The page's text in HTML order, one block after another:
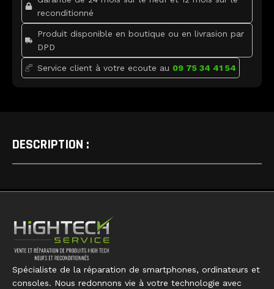
reconditionné
Produit disponible en boutique ou en livrasion par
DPD
Service client à votre ecoute au 09 75 34 41 54
DESCRIPTION :
Spécialiste de la réparation de smartphones, ordinateurs et
consoles. Nous redonnons vie à votre technologie avec